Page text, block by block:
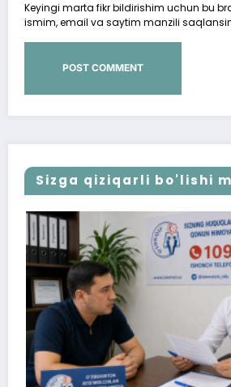
Keyingi marta fikr bildirishim uchun bu
ismim, email va saytim manzili
Sizga qiziqarli bo'lishi